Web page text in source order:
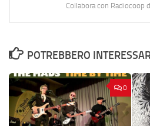
Collabora con Radiocoop
POTREBBERO
0